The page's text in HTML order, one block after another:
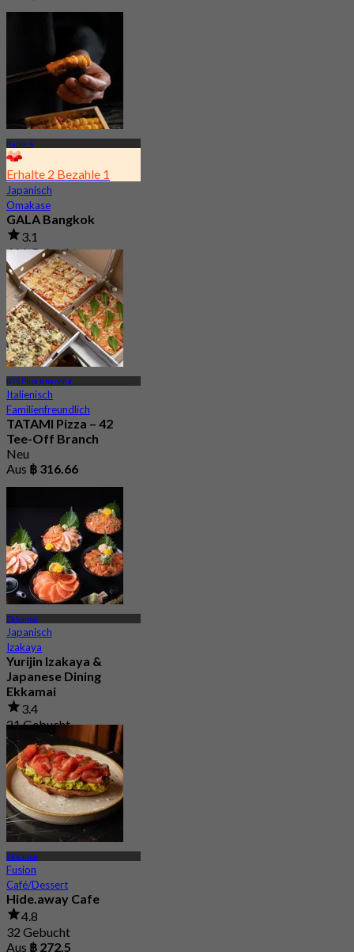
Rama 4
Erhalte 2 Bezahle 1
Japanisch
Omakase
GALA Bangkok
3.1
416 Gebucht
Aus฿ 1,595
BTS Phra Khanong
Italienisch
Familienfreundlich
TATAMI Pizza – 42
Tee-Off Branch
Neu
Aus ฿ 316.66
Ekkamai
Japanisch
Izakaya
Yurijin Izakaya &
Japanese Dining
Ekkamai
3.4
21 Gebucht
Aus
฿ 530
Ekkamai
Fusion
Café/Dessert
Hide.away Cafe
4.8
32 Gebucht
Aus ฿ 272.5